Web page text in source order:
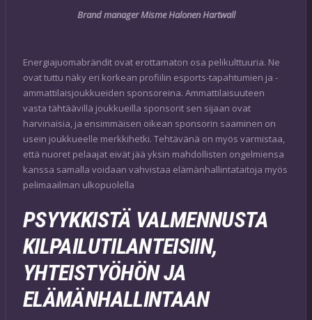
Brand manager Misme Halonen Hartwall
Energiajuomabrändit ovat erottamaton osa pelikulttuuria. Ne
ovat tuttu näky eri korkean profiilin esports-tapahtumien ja -
ammattilaisjoukkueiden sponsoreina. Ammattilaisuuteen
vasta tähtäävillä joukkueilla sponsorit sen sijaan ovat
harvinaisia, ja ensimmäisen oikean sponsorin saaminen on
usein joukkueelle merkkihetki. Tehtävänä on myös varmistaa,
että nuoret pelaajat eivät jää yksin mahdollisten ongelmiensa
kanssa samalla voidaan vahvistaa elämänhallintataitoja myös
pelimaailman ulkopuolella
PSYYKKISTÄ VALMENNUSTA
KILPAILUTILANTEISIIN,
YHTEISTYÖHÖN JA
ELÄMÄNHALLINTAAN